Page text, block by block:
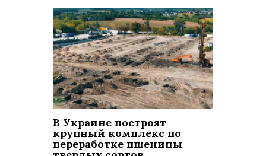
В Украине построят
крупный комплекс по
переработке пшеницы